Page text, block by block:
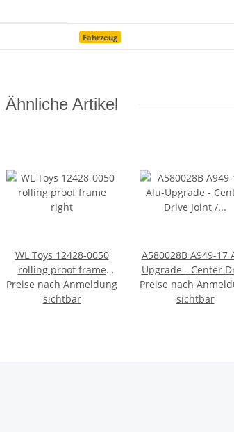
Fahrzeug
Ähnliche Artikel
WL Toys 12428-0050
rolling proof frame
right
Preise nach Anmeldung
sichtbar
A580028B A949-17
Upgrade - Center
Joint /
Preise nach
sichtbar